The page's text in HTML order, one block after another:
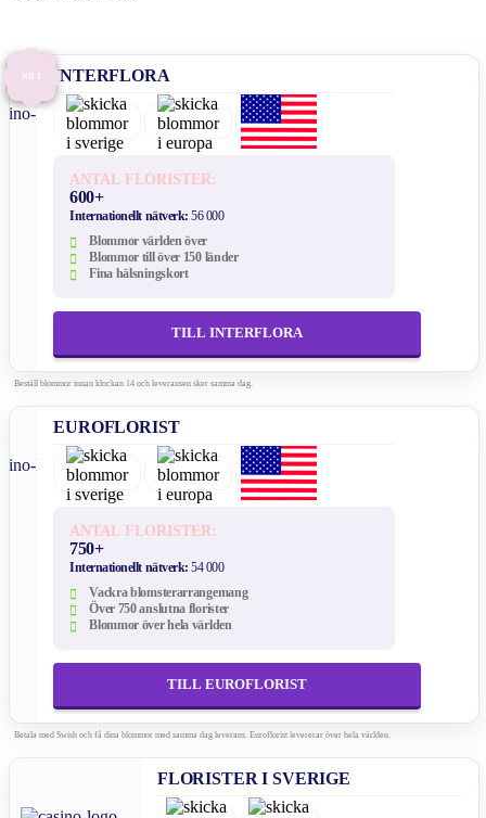
NR 1 INTERFLORA
ANTAL FLORISTER:
600+
Internationellt nätverk:56 000
Blommor världen över
Blommor till över 150 länder
Fina hälsningskort
TILL INTERFLORA
Beställ blommor innan klockan 14 och leveransen sker samma dag.
EUROFLORIST
ANTAL FLORISTER:
750+
Internationellt nätverk:54 000
Vackra blomsterarrangemang
Över 750 anslutna florister
Blommor över hela världen
TILL EUROFLORIST
Betala med Swish och få dina blommor med samma dag leverans. Euroflorist levererar över hela världen.
FLORISTER I SVERIGE